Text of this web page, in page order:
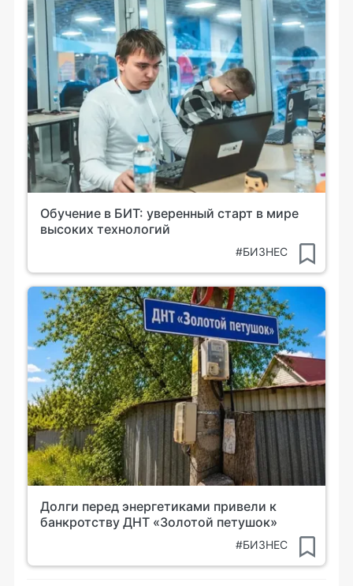
Обучение в БИТ: уверенный старт в мире
высоких технологий
#БИЗНЕС
Долги перед энергетиками привели к
банкротству ДНТ «Золотой петушок»
#БИЗНЕС